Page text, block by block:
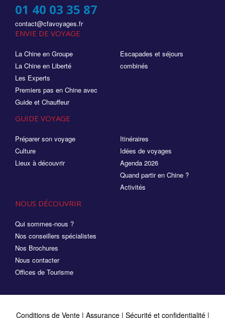
01 40 03 35 87
contact@cfavoyages.fr
ENVIE DE VOYAGE
La Chine en Groupe
La Chine en Liberté
Les Experts
Premiers pas en Chine avec
Guide et Chauffeur
Escapades et séjours
combinés
GUIDE VOYAGE
Préparer son voyage
Culture
Lieux à découvrir
Itinéraires
Idées de voyages
Agenda 2026
Quand partir en Chine ?
Activités
NOUS DÉCOUVRIR
Qui sommes-nous ?
Nos conseillers spécialistes
Nos Brochures
Nous contacter
Offices de Tourisme
Conditions de Vente| Assurance | Sécurité et confidentialité|